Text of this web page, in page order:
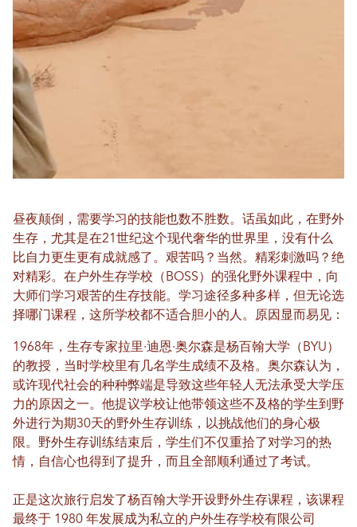
昼夜颠倒，需要学习的技能也数不胜数。话虽如此，在野外
生存，尤其是在21世纪这个现代奢华的世界里，没有什么
比自力更生更有成就感了。艰苦吗？当然。精彩刺激吗？绝
对精彩。在户外生存学校（BOSS）的强化野外课程中，向
大师们学习艰苦的生存技能。学习途径多种多样，但无论选
择哪门课程，这所学校都不适合胆小的人。原因显而易见：
1968年，生存专家拉里·迪恩·奥尔森是杨百翰大学（BYU）
的教授，当时学校里有几名学生成绩不及格。奥尔森认为，
或许现代社会的种种弊端是导致这些年轻人无法承受大学压
力的原因之一。他提议学校让他带领这些不及格的学生到野
外进行为期30天的野外生存训练，以挑战他们的身心极
限。野外生存训练结束后，学生们不仅重拾了对学习的热
情，自信心也得到了提升，而且全部顺利通过了考试。
正是这次旅行启发了杨百翰大学开设野外生存课程，该课程
最终于 1980 年发展成为私立的户外生存学校有限公司